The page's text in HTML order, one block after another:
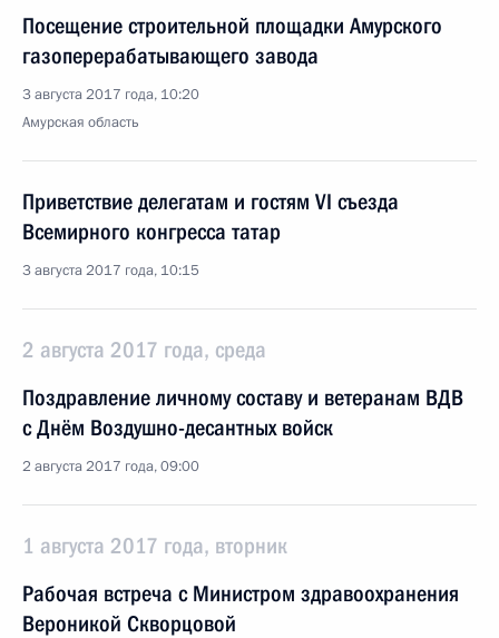
Посещение строительной площадки Амурского
газоперерабатывающего завода
3 августа 2017 года, 10:20
Амурская область
Приветствие делегатам и гостям VI съезда
Всемирного конгресса татар
3 августа 2017 года, 10:15
2 августа 2017 года, среда
Поздравление личному составу и ветеранам ВДВ
с Днём Воздушно-десантных войск
2 августа 2017 года, 09:00
1 августа 2017 года, вторник
Рабочая встреча с Министром здравоохранения
Вероникой Скворцовой